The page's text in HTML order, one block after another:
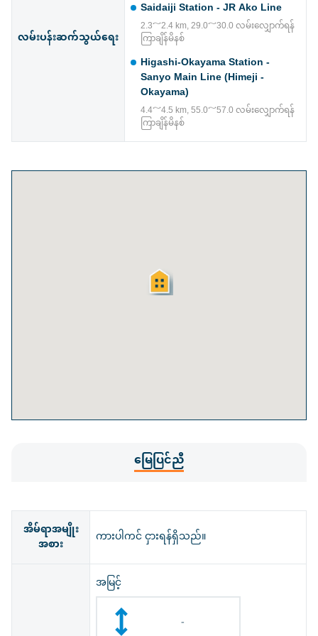
လမ်းပန်းဆက်သွယ်ရေး
Saidaiji Station - JR Ako Line
2.3～2.4 km, 29.0～30.0 လမ်းလျှောက်ရန်
ကြာချိန်မိနစ်
Higashi-Okayama Station -
Sanyo Main Line (Himeji -
Okayama)
4.4～4.5 km, 55.0～57.0 လမ်းလျှောက်ရန်
ကြာချိန်မိနစ်
မြေပြင်ညီ
အိမ်ရာအမျိုး
အစား ကားပါကင် ငှားရန်ရှိသည်။
အမြင့်
-